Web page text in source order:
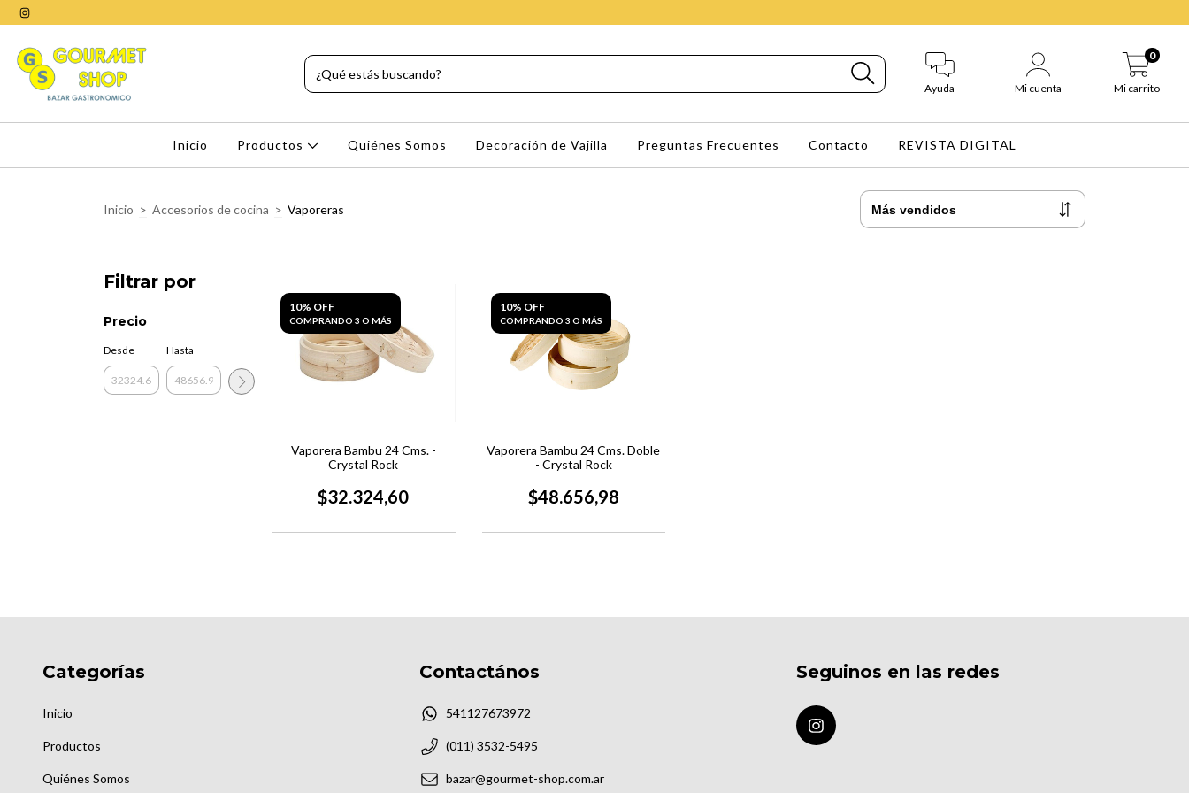
Ayuda Mi cuenta Mi carrito
0
Inicio Productos Quiénes Somos Decoración de Vajilla Preguntas Frecuentes Contacto REVISTA DIGITAL
Inicio > Accesorios de cocina > Vaporeras
Filtrar por
Precio
Desde Hasta
10% OFF
COMPRANDO 3 O MÁS
Vaporera Bambu 24 Cms. -
Crystal Rock
$32.324,60
10% OFF
COMPRANDO 3 O MÁS
Vaporera Bambu 24 Cms. Doble
- Crystal Rock
$48.656,98
Categorías
Inicio
Productos
Quiénes Somos
Contactános
541127673972
(011) 3532-5495
bazar@gourmet-shop.com.ar
Seguinos en las redes